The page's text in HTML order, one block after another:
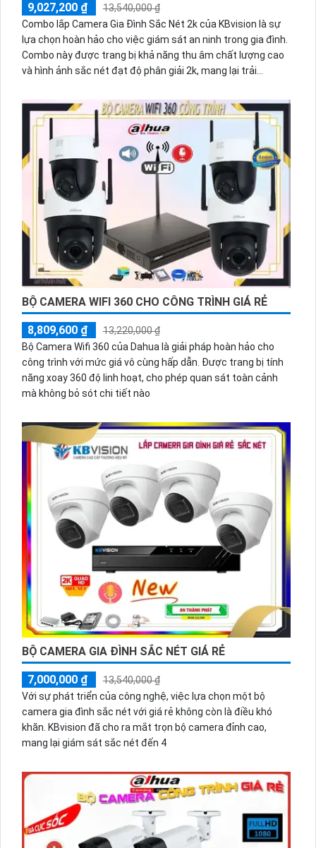
9,027,200 ₫
13,540,000 ₫
Combo lắp Camera Gia Đình Sắc Nét 2k của KBvision là sự
lựa chọn hoàn hảo cho việc giám sát an ninh trong gia đình.
Combo này được trang bị khả năng thu âm chất lượng cao
và hình ảnh sắc nét đạt độ phân giải 2k, mang lại trải
BỘ CAMERA WIFI 360 CHO CÔNG TRÌNH GIÁ RẺ
8,809,600 ₫
13,220,000 ₫
Bộ Camera Wifi 360 của Dahua là giải pháp hoàn hảo cho
công trình với mức giá vô cùng hấp dẫn. Được trang bị tính
năng xoay 360 độ linh hoạt, cho phép quan sát toàn cảnh
mà không bỏ sót chi tiết nào
BỘ CAMERA GIA ĐÌNH SẮC NÉT GIÁ RẺ
7,000,000 ₫
13,540,000 ₫
Với sự phát triển của công nghệ, việc lựa chọn một bộ
camera gia đình sắc nét với giá rẻ không còn là điều khó
khăn. KBvision đã cho ra mắt trọn bộ camera đỉnh cao,
mang lại giám sát sắc nét đến 4